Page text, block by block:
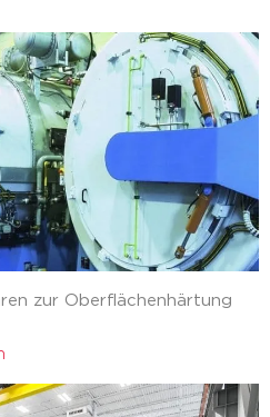
zur Oberflächenhärtung